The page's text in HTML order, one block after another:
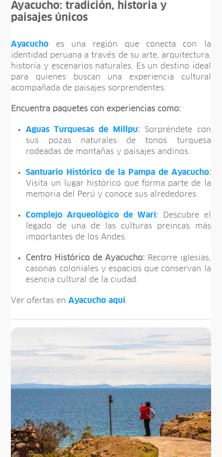
Ayacucho: tradición, historia y
paisajes únicos
Ayacucho es una región que conecta con la
identidad peruana a través de su arte, arquitectura,
historia y escenarios naturales. Es un destino ideal
para quienes buscan una experiencia cultural
acompañada de paisajes sorprendentes.
Encuentra paquetes con experiencias como:
Aguas Turquesas de Millpu: Sorpréndete con
sus pozas naturales de tonos turquesa
rodeadas de montañas y paisajes andinos.
Santuario Histórico de la Pampa de Ayacucho:
Visita un lugar histórico que forma parte de la
memoria del Perú y conoce sus alrededores.
Complejo Arqueológico de Wari:Descubre el
legado de una de las culturas preincas más
importantes de los Andes.
Centro Histórico de Ayacucho:Recorre iglesias,
casonas coloniales y espacios que conservan la
esencia cultural de la ciudad.
Ver ofertas enAyacucho aquí.